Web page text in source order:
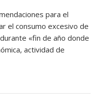
para el
el consumo excesivo de
«fin de año donde
actividad de